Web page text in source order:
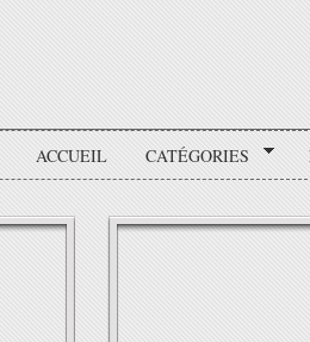
ACCUEIL CATÉGORIES